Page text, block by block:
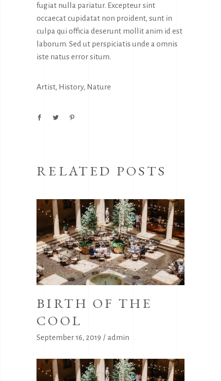
fugiat nulla pariatur. Excepteur sint
occaecat cupidatat non proident, sunt in
culpa qui officia deserunt mollit anim id est
laborum. Sed ut perspiciatis unde a omnis
iste natus error situm.
Artist, History, Nature
RELATED POSTS
BIRTH OF THE
COOL
September 16, 2019 admin